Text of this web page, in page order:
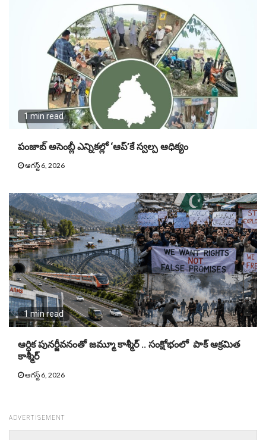
1 min read
పంజాబ్ అసెంబ్లీ ఎన్నికల్లో ‘ఆప్’కే స్వల్ప ఆధిక్యం
ఆగస్ట్ 6, 2026
1 min read
ఆర్ధిక పునర్జీవనంతో జమ్మూ కాశ్మీర్ .. సంక్షోభంలో పాక్ ఆక్రమిత
కాశ్మీర్
ఆగస్ట్ 6, 2026
ADVERTISEMENT